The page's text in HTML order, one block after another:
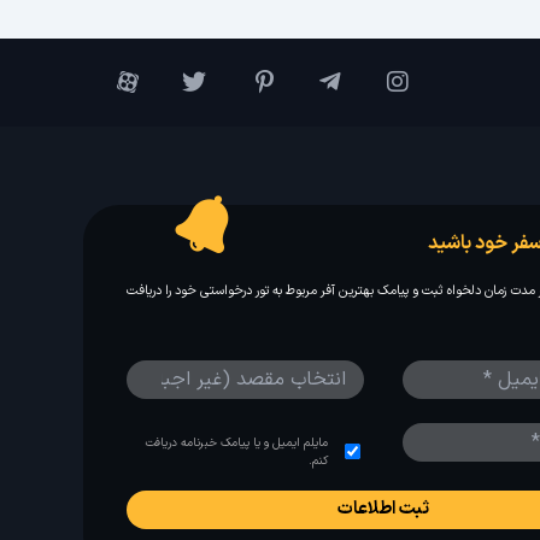
خود باشید
زمان دلخواه ثبت و پیامک بهترین آفر مربوط به تور درخواستی خود را دریافت
مایلم ایمیل و یا پیامک خبرنامه دریافت
کنم.